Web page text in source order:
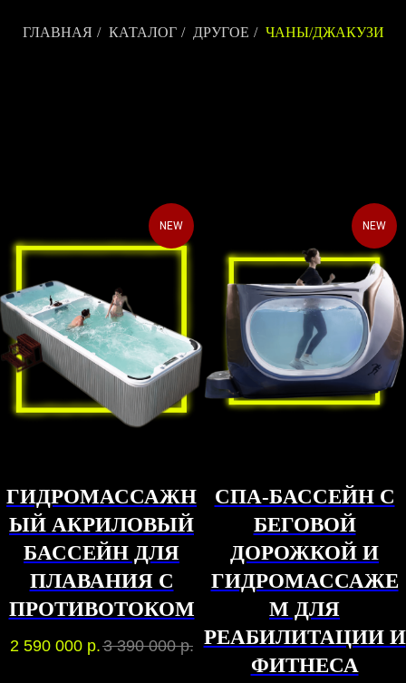
ГЛАВНАЯ / КАТАЛОГ / ДРУГОЕ / ЧАНЫ/ДЖАКУЗИ
NEW
ГИДРОМАССАЖН
ЫЙ АКРИЛОВЫЙ
БАССЕЙН ДЛЯ
ПЛАВАНИЯ С
ПРОТИВОТОКОМ
2 590 000 р.3 390 000 р.
NEW
СПА-БАССЕЙН С
БЕГОВОЙ
ДОРОЖКОЙ И
ГИДРОМАССАЖЕ
М ДЛЯ
РЕАБИЛИТАЦИИ И
ФИТНЕСА